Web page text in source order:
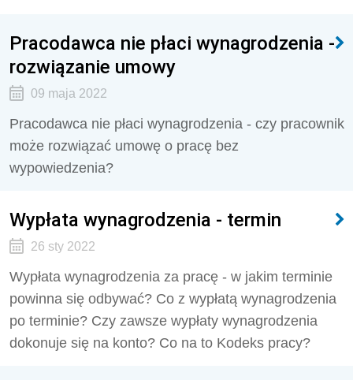
Pracodawca nie płaci wynagrodzenia -
rozwiązanie umowy
09 maja 2022
Pracodawca nie płaci wynagrodzenia - czy pracownik
może rozwiązać umowę o pracę bez
wypowiedzenia?
Wypłata wynagrodzenia - termin
26 sty 2022
Wypłata wynagrodzenia za pracę - w jakim terminie
powinna się odbywać? Co z wypłatą wynagrodzenia
po terminie? Czy zawsze wypłaty wynagrodzenia
dokonuje się na konto? Co na to Kodeks pracy?